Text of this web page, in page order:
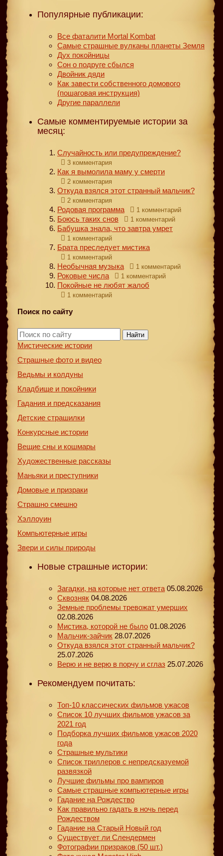
Популярные публикации:
Все фаталити Mortal Kombat
Самые страшные вулканы планеты Земля
Дух покойницы
Сон о подруге сбылся
Двойник дяди
Как завести собственного домового
(пошаговая инструкция)
Другие параллели
Самые комментируемые истории за
месяц:
Случайность или предупреждение?
3 комментария
Как я вымолила маму у смерти
2 комментария
Откуда взялся этот странный мальчик?
2 комментария
Родовая программа 1 комментарий
Боюсь таких снов 1 комментарий
Бабушка знала, что завтра умрет
1 комментарий
Брата преследует мистика
1 комментарий
Необычная музыка 1 комментарий
Роковые числа 1 комментарий
Покойные не любят жалоб
1 комментарий
Поиск по сайту
Найти
Мистические истории
Страшные фото и видео
Ведьмы и колдуны
Кладбище и покойники
Гадания и предсказания
Детские страшилки
Конкурсные истории
Вещие сны и кошмары
Художественные рассказы
Маньяки и преступники
Домовые и призраки
Страшно смешно
Хэллоуин
Компьютерные игры
Звери и силы природы
Новые страшные истории:
Загадки, на которые нет ответа 05.08.2026
Сквозняк 04.08.2026
Земные проблемы тревожат умерших
02.08.2026
Мистика, которой не было 01.08.2026
Мальчик-зайчик 28.07.2026
Откуда взялся этот странный мальчик?
25.07.2026
Верю и не верю в порчу и сглаз 25.07.2026
Рекомендуем почитать:
Топ-10 классических фильмов ужасов
Список 10 лучших фильмов ужасов за
2021 год
Подборка лучших фильмов ужасов 2020
года
Страшные мультики
Список триллеров с непредсказуемой
развязкой
Лучшие фильмы про вампиров
Самые страшные компьютерные игры
Гадание на Рождество
Как правильно гадать в ночь перед
Рождеством
Гадание на Старый Новый год
Существует ли Слендермен
Фотографии призраков (50 шт.)